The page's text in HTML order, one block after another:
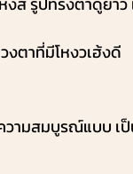
งตาที่มีโหงวเฮ้งดี
วามสมบูรณ์แบบ เ